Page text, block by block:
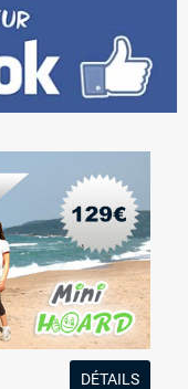
DÉTAILS